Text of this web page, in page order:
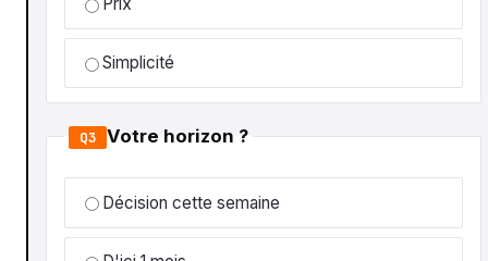
Simplicité
Q3 Votre horizon ?
Décision cette semaine